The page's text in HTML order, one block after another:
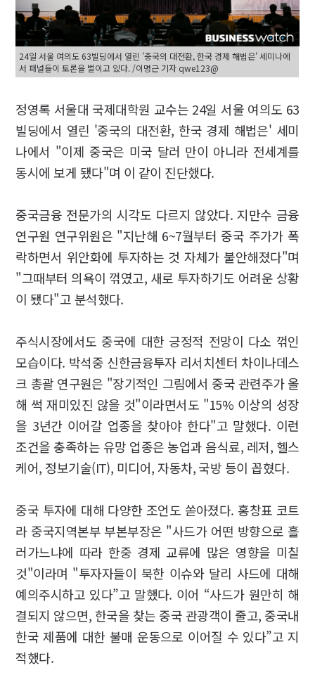
24일 서울 여의도 63빌딩에서 열린 '중국의 대전환, 한국 경제 해법은' 세미나에
서 패널들이 토론을 벌이고 있다. /이명근 기자 qwe123@
정영록 서울대 국제대학원 교수는 24일 서울 여의도 63
빌딩에서 열린 '중국의 대전환, 한국 경제 해법은' 세미
나에서 "이제 중국은 미국 달러 만이 아니라 전세계를
동시에 보게 됐다"며 이 같이 진단했다.
중국금융 전문가의 시각도 다르지 않았다. 지만수 금융
연구원 연구위원은 "지난해 6~7월부터 중국 주가가 폭
락하면서 위안화에 투자하는 것 자체가 불안해졌다"며
"그때부터 의욕이 꺾였고, 새로 투자하기도 어려운 상황
이 됐다"고 분석했다.
주식시장에서도 중국에 대한 긍정적 전망이 다소 꺾인
모습이다. 박석중 신한금융투자 리서치센터 차이나데스
크 총괄 연구원은 "장기적인 그림에서 중국 관련주가 올
해 썩 재미있진 않을 것"이라면서도 "15% 이상의 성장
을 3년간 이어갈 업종을 찾아야 한다"고 말했다. 이런
조건을 충족하는 유망 업종은 농업과 음식료, 레저, 헬스
케어, 정보기술(IT), 미디어, 자동차, 국방 등이 꼽혔다.
중국 투자에 대해 다양한 조언도 쏟아졌다. 홍창표 코트
라 중국지역본부 부본부장은 "사드가 어떤 방향으로 흘
러가느냐에 따라 한중 경제 교류에 많은 영향을 미칠
것"이라며 "투자자들이 북한 이슈와 달리 사드에 대해
예의주시하고 있다”고 말했다. 이어 “사드가 원만히 해
결되지 않으면, 한국을 찾는 중국 관광객이 줄고, 중국내
한국 제품에 대한 불매 운동으로 이어질 수 있다”고 지
적했다.